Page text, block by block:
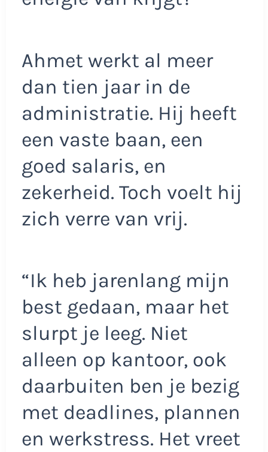
Ahmet werkt al meer
dan tien jaar in de
administratie. Hij heeft
een vaste baan, een
goed salaris, en
zekerheid. Toch voelt hij
zich verre van vrij.
“Ik heb jarenlang mijn
best gedaan, maar het
slurpt je leeg. Niet
alleen op kantoor, ook
daarbuiten ben je bezig
met deadlines, plannen
en werkstress. Het vreet